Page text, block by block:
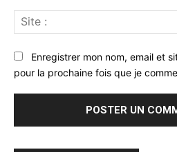
Enregistrer mon nom, email et
pour la prochaine fois que je